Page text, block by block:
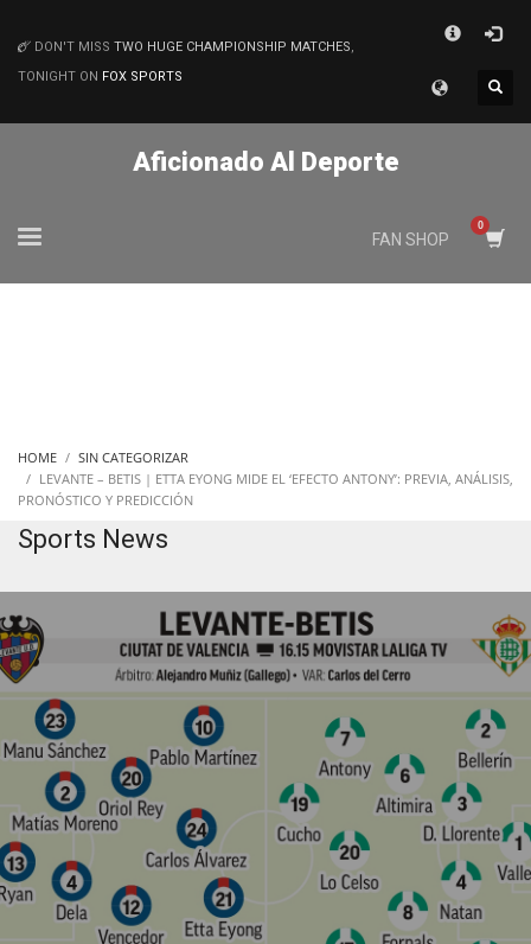
MATCHES
DON'T MISS TWO HUGE CHAMPIONSHIP MATCHES,
TONIGHT ON FOX SPORTS
Aficionado Al Deporte
FAN SHOP
HOME
SIN CATEGORIZAR
LEVANTE – BETIS | ETTA EYONG MIDE EL ‘EFECTO ANTONY’: PREVIA, ANÁLISIS,
PRONÓSTICO Y PREDICCIÓN
Sports News